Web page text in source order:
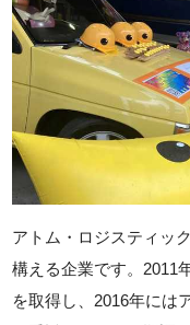
アトム・ロジスティッ
構える企業です。2011
を取得し、2016年には